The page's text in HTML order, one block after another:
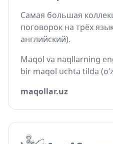
Самая большая
поговорок на трёх
английский).
Maqol va naqllarning
bir maqol uchta tilda
maqollar.uz